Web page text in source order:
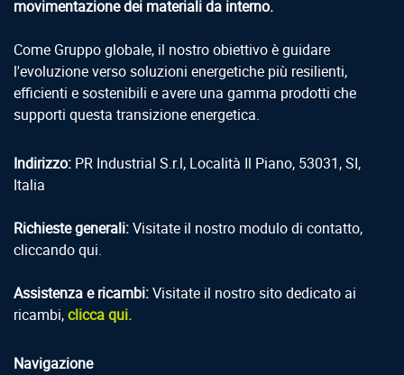
movimentazione dei materiali da interno.
Come Gruppo globale, il nostro obiettivo è guidare
l'evoluzione verso soluzioni energetiche più resilienti,
efficienti e sostenibili e avere una gamma prodotti che
supporti questa transizione energetica.
Indirizzo: PR Industrial S.r.l, Località Il Piano, 53031, SI,
Italia
Richieste generali:Visitate il nostro modulo di contatto,
cliccando qui.
Assistenza e ricambi:Visitate il nostro sito dedicato ai
ricambi,clicca qui.
Navigazione